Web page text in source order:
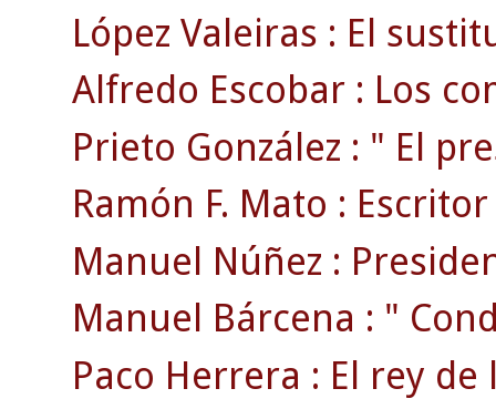
López Valeiras : El
Alfredo Escobar : Los
Prieto González : " El
Ramón F. Mato :
Manuel Núñez :
Manuel Bárcena : "
Paco Herrera : El rey